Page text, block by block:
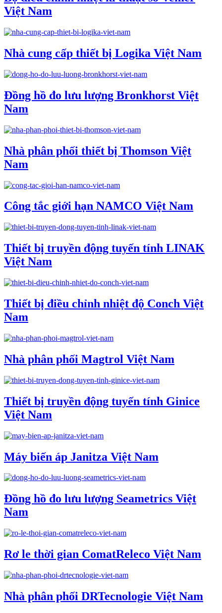
Việt Nam
Nhà cung cấp thiết bị Logika Việt Nam
Đồng hồ đo lưu lượng Bronkhorst Việt
Nam
Nhà phân phối thiết bị Thomson Việt
Nam
Công tắc giới hạn NAMCO Việt Nam
Thiết bị truyền động tuyến tính LINAK
Việt Nam
Thiết bị điều chỉnh nhiệt độ Conch Việt
Nam
Nhà phân phối Magtrol Việt Nam
Thiết bị truyền động tuyến tính Ginice
Việt Nam
Máy biến áp Janitza Việt Nam
Đồng hồ đo lưu lượng Seametrics Việt
Nam
Rơ le thời gian ComatReleco Việt Nam
Nhà phân phối DRTecnologie Việt Nam